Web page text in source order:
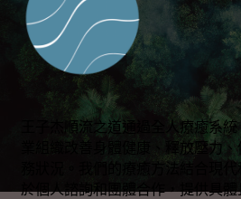
王子杰順流之道通過全人療癒系
業組織改善身體健康、釋放壓力
務狀況。我們的療癒方法結合現
於個人諮詢和團體合作，提供具